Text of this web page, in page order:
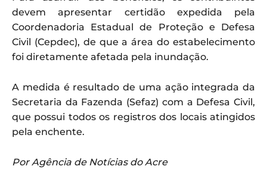
devem apresentar certidão expedida pela
Coordenadoria Estadual de Proteção e Defesa
Civil (Cepdec), de que a área do estabelecimento
foi diretamente afetada pela inundação.
A medida é resultado de uma ação integrada da
Secretaria da Fazenda (Sefaz) com a Defesa Civil,
que possui todos os registros dos locais atingidos
pela enchente.
Por Agência de Notícias do Acre